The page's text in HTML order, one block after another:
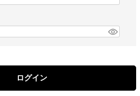
ログイン